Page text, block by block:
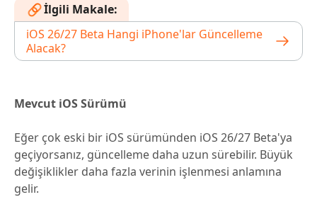
İlgili Makale:
iOS 26/27 Beta Hangi iPhone'lar Güncelleme
Alacak?
Mevcut iOS Sürümü
Eğer çok eski bir iOS sürümünden iOS 26/27 Beta'ya
geçiyorsanız, güncelleme daha uzun sürebilir. Büyük
değişiklikler daha fazla verinin işlenmesi anlamına
gelir.